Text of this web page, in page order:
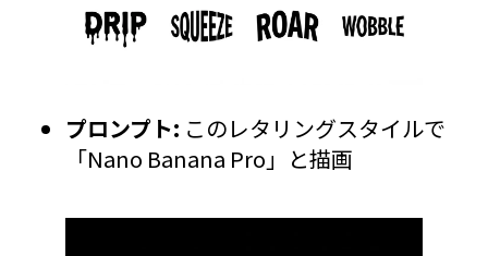
プロンプト: このレタリングスタイルで
「Nano Banana Pro」と描画